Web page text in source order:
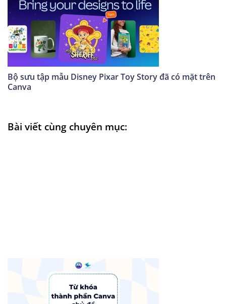
Bộ sưu tập mẫu Disney Pixar Toy Story đã có mặt trên
Canva
Bài viết cùng chuyên mục: